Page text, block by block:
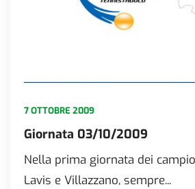
7 OTTOBRE 2009
Giornata 03/10/2009
Nella prima giornata dei
Lavis e Villazzano, sempre...